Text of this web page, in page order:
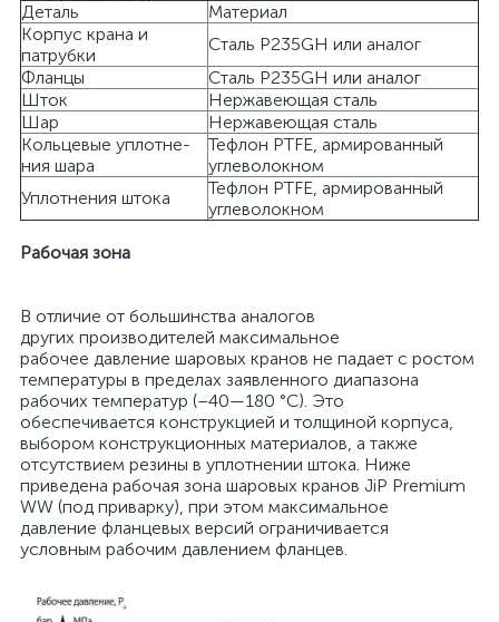
Деталь
Материал
Корпус крана и
патрубки
Сталь P235GH или аналог
Фланцы
Сталь P235GH или аналог
Шток
Нержавеющая сталь
Шар
Нержавеющая сталь
Кольцевые уплотне-
ния шара
Тефлон PTFE, армированный
углеволокном
Уплотнения штока
Тефлон PTFE, армированный
углеволокном
Рабочая зона
В отличие от большинства аналогов
других производителей максимальное
рабочее давление шаровых кранов не падает с ростом
температуры в пределах заявленного диапазона
рабочих температур (–40—180 °С). Это
обеспечивается конструкцией и толщиной корпуса,
выбором конструкционных материалов, а также
отсутствием резины в уплотнении штока. Ниже
приведена рабочая зона шаровых кранов JiP Premium
WW (под приварку), при этом максимальное
давление фланцевых версий ограничивается
условным рабочим давлением фланцев.